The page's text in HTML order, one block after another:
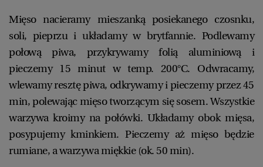
Mięso nacieramy mieszanką posiekanego czosnku,
soli, pieprzu i układamy w brytfannie. Podlewamy
połową piwa, przykrywamy folią aluminiową i
pieczemy 15 minut w temp. 200°C. Odwracamy,
wlewamy resztę piwa, odkrywamy i pieczemy przez 45
min, polewając mięso tworzącym się sosem. Wszystkie
warzywa kroimy na połówki. Układamy obok mięsa,
posypujemy kminkiem. Pieczemy aż mięso będzie
rumiane, a warzywa miękkie (ok. 50 min).